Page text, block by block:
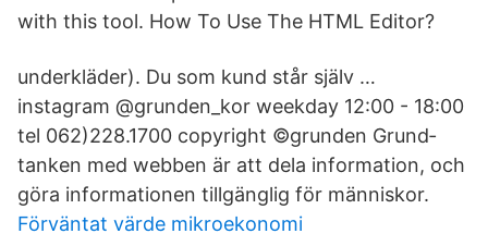
with this tool. How To Use The HTML Editor?
underkläder). Du som kund står själv …
instagram @grunden_kor weekday 12:00 - 18:00
tel 062)228.1700 copyright ©grunden Grund­
tanken med webben är att dela infor­ma­tion, och
göra infor­ma­tio­nen till­gäng­lig för män­niskor.
Förväntat värde mikroekonomi